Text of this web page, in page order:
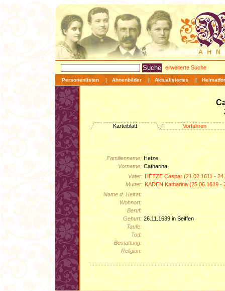
erweiterte Suche
Personenlisten | Ahnenbilder | Aktualisiertes |
Karteiblatt Vorfahren
Familienname: Hetze
Vorname: Catharina
Vater: HETZE Caspar (21.02.1611 -
Mutter: KADEN Katharina (25.06.1619
Name d. Heirat:
Wohnort:
Beruf:
Geburt: 26.11.1639 in Seiffen
Taufe:
Tod:
Bestattung:
Religion: